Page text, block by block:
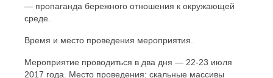
— пропаганда бережного отношения к окружающей
среде.
Время и место проведения мероприятия.
Мероприятие проводиться в два дня — 22-23 июля
2017 года. Место проведения: скальные массивы